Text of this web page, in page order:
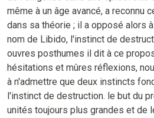
même à un âge avancé, a reconnu
dans sa théorie ; il a opposé alors
nom de Libido, l'instinct de
ouvres posthumes il dit à ce
hésitations et mûres réflexions,
à n'admettre que deux instincts
l'instinct de destruction. le but du
unités toujours plus grandes et de